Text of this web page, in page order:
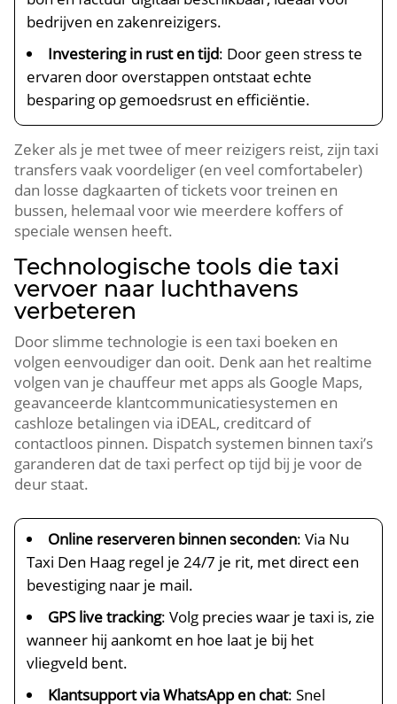
bedrijven en zakenreizigers.
Investering in rust en tijd: Door geen stress te
ervaren door overstappen ontstaat echte
besparing op gemoedsrust en efficiëntie.
Zeker als je met twee of meer reizigers reist, zijn taxi
transfers vaak voordeliger (en veel comfortabeler)
dan losse dagkaarten of tickets voor treinen en
bussen, helemaal voor wie meerdere koffers of
speciale wensen heeft.
Technologische tools die taxi
vervoer naar luchthavens
verbeteren
Door slimme technologie is een taxi boeken en
volgen eenvoudiger dan ooit. Denk aan het realtime
volgen van je chauffeur met apps als Google Maps,
geavanceerde klantcommunicatiesystemen en
cashloze betalingen via iDEAL, creditcard of
contactloos pinnen. Dispatch systemen binnen taxi’s
garanderen dat de taxi perfect op tijd bij je voor de
deur staat.
Online reserveren binnen seconden: Via Nu
Taxi Den Haag regel je 24/7 je rit, met direct een
bevestiging naar je mail.
GPS live tracking: Volg precies waar je taxi is, zie
wanneer hij aankomt en hoe laat je bij het
vliegveld bent.
Klantsupport via WhatsApp en chat: Snel